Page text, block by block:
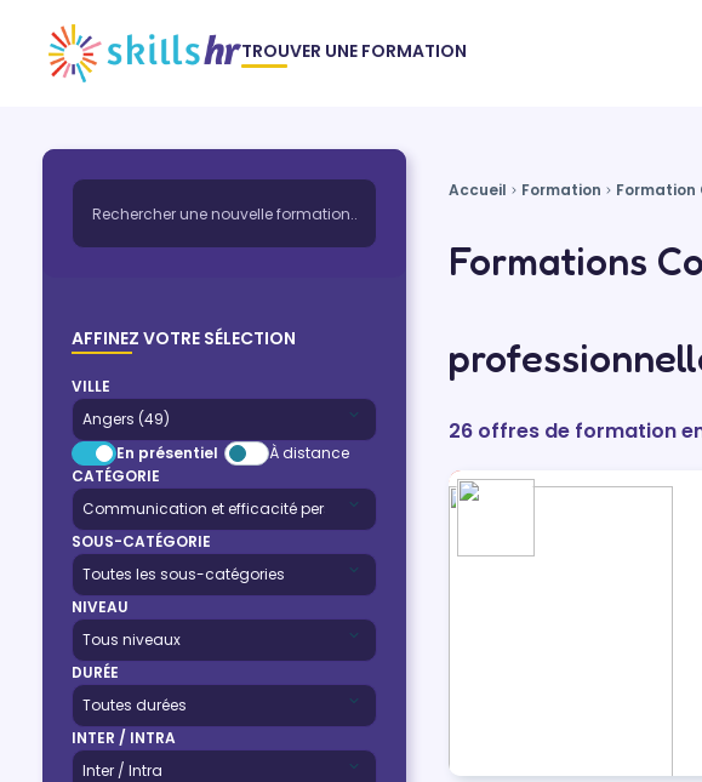
TROUVER UNE FORMATION
AFFINEZ VOTRE SÉLECTION
VILLE
En présentiel
À distance
CATÉGORIE
SOUS-CATÉGORIE
NIVEAU
DURÉE
INTER / INTRA
Accueil Formation
Formations
26 offres de formation